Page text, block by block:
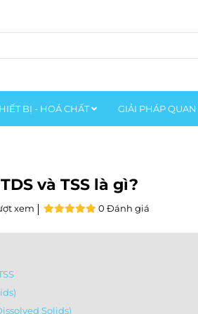
BỊ - HOÁ CHẤT GIẢI PHÁP QUAN
và TSS là gì?
xem 0 Đánh giá
Solids)